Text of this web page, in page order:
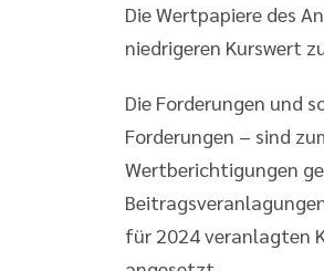
Die Wertpapiere des
niedrigeren Kurswert
Die Forderungen und
Forderungen – sind
Wertberichtigungen
für 2024 veranlagten